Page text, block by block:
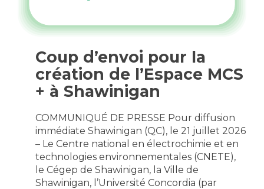
Coup d’envoi pour la
création de l’Espace MCS
+ à Shawinigan
COMMUNIQUÉ DE PRESSE Pour diffusion
immédiate Shawinigan (QC), le 21 juillet 2026
– Le Centre national en électrochimie et en
technologies environnementales (CNETE),
le Cégep de Shawinigan, la Ville de
Shawinigan, l’Université Concordia (par